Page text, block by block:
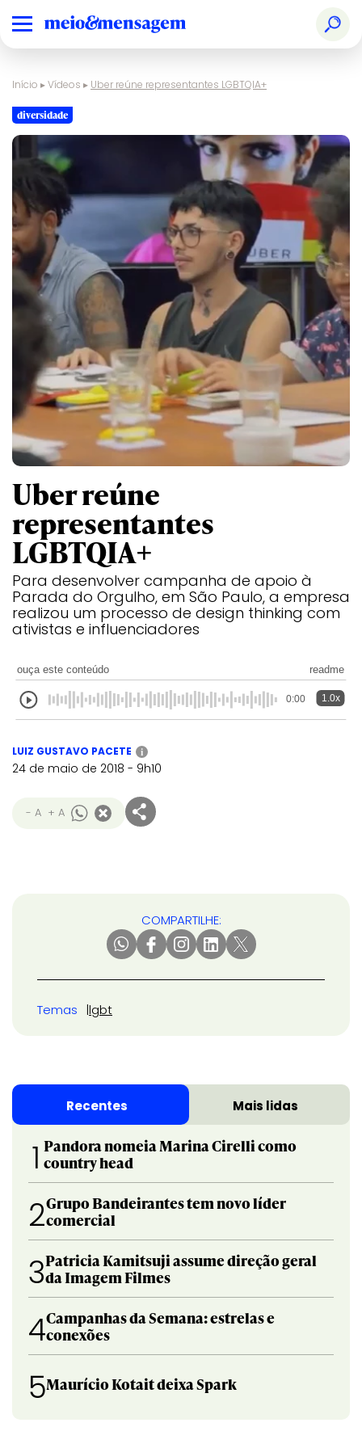
Início ▸Vídeos ▸ Uber reúne representantes LGBTQIA+
diversidade
Uber reúne
representantes
LGBTQIA+
Para desenvolver campanha de apoio à
Parada do Orgulho, em São Paulo, a empresa
realizou um processo de design thinking com
ativistas e influenciadores
ouça este conteúdo readme
0:00 1.0x
LUIZ GUSTAVO PACETE i
24 de maio de 2018 - 9h10
- A + A
COMPARTILHE:
Temas lgbt
Recentes Mais lidas
1 Pandora nomeia Marina Cirelli como
country head
2Grupo Bandeirantes tem novo líder
comercial
3Patricia Kamitsuji assume direção geral
da Imagem Filmes
4Campanhas da Semana: estrelas e
conexões
5Maurício Kotait deixa Spark